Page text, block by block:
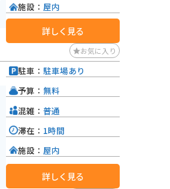
施設： 屋内
詳しく見る
お気に入り
駐車： 駐車場あり
予算： 無料
混雑： 普通
滞在： 1時間
施設： 屋内
詳しく見る